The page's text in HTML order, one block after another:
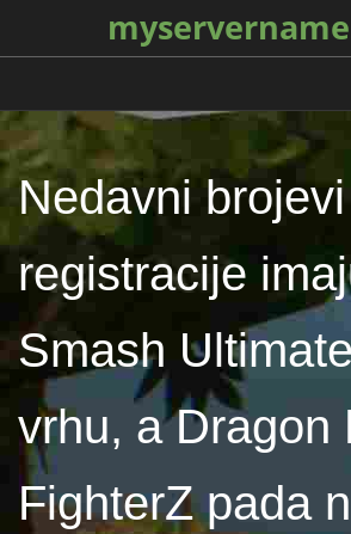
Nedavni
registracije
Smash
vrhu, a Dragon
FighterZ pada